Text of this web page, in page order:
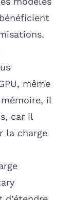
même
il
car il
la charge